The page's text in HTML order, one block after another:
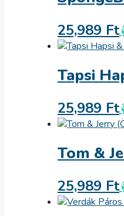
25,989 Ft
Tapsi
25,989 Ft
Tom &
25,989 Ft